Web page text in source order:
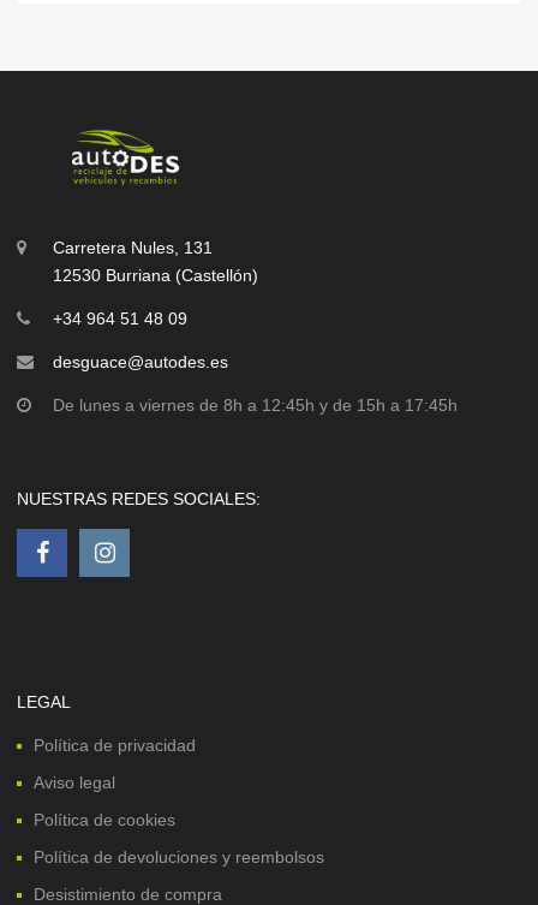
Carretera Nules, 131
12530 Burriana (Castellón)
+34 964 51 48 09
desguace@autodes.es
De lunes a viernes de 8h a 12:45h y de 15h a 17:45h
NUESTRAS REDES SOCIALES:
LEGAL
Política de privacidad
Aviso legal
Política de cookies
Política de devoluciones y reembolsos
Desistimiento de compra